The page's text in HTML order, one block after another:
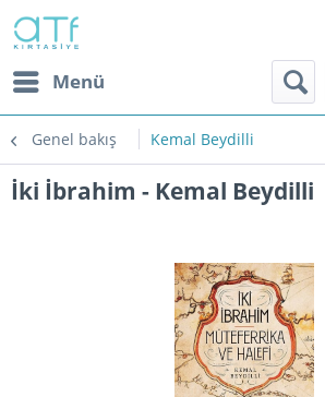
Menü
Genel bakış Kemal Beydilli
İki İbrahim - Kemal Beydilli